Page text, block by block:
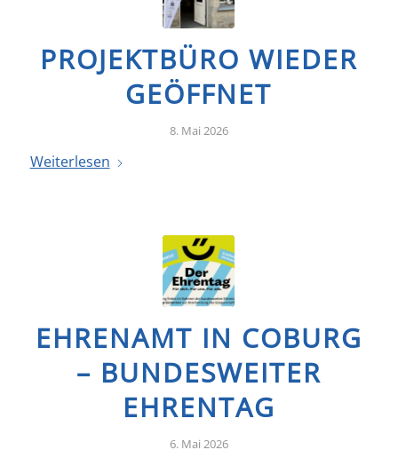
PROJEKTBÜRO WIEDER
GEÖFFNET
8. Mai 2026
Weiterlesen
EHRENAMT IN COBURG
– BUNDESWEITER
EHRENTAG
6. Mai 2026